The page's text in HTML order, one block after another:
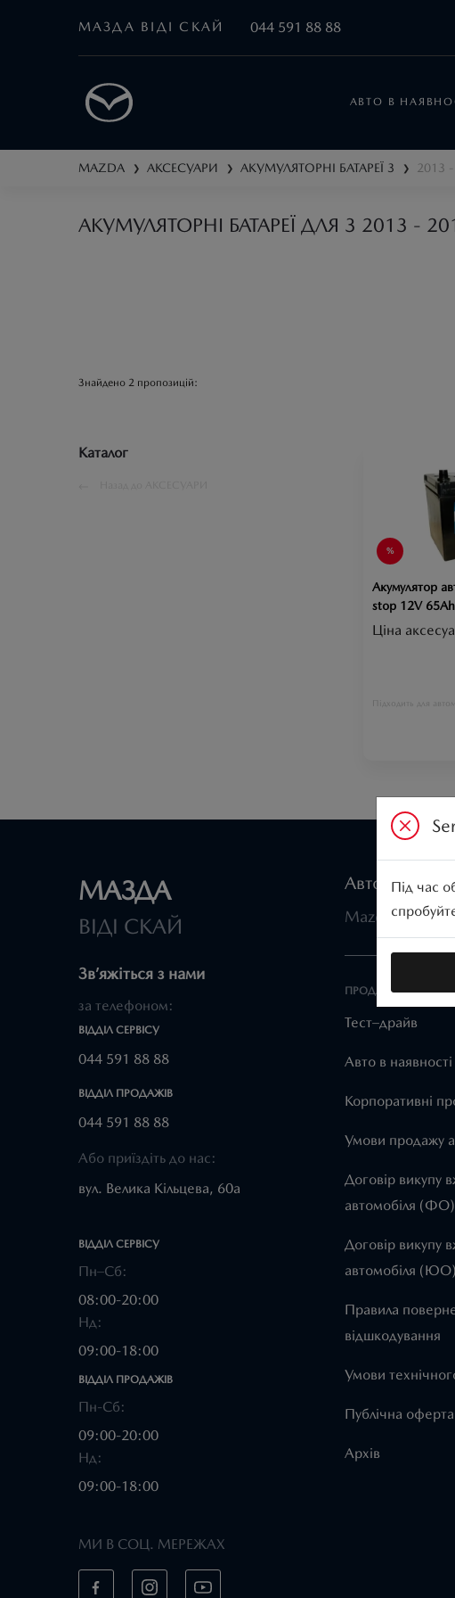
МАЗДА ВІДІ СКАЙ 044 591 88 88
АВТО В
MAZDA ❯ АКСЕСУАРИ ❯ АКУМУЛЯТОРНІ БАТАРЕЇ 3 ❯ 2013
АКУМУЛЯТОРНІ БАТАРЕЇ ДЛЯ 3 2013 -
Знайдено 2пропозицій:
Каталог
Акумулятор
stop 12V
Ціна
Підходить для
МАЗДА
ВІДІ СКАЙ
Зв’яжіться з нами
за телефоном:
ВІДДІЛ CЕРВІСУ
044 591 88 88
ВІДДІЛ ПРОДАЖІВ
044 591 88 88
Або приїздіть до нас:
вул. Велика Кільцева, 60а
ВІДДІЛ CЕРВІСУ
Пн–Сб:
08:00-20:00
Нд:
09:00-18:00
ВІДДІЛ ПРОДАЖІВ
Пн-Сб:
09:00-20:00
Нд:
09:00-18:00
МИ В СОЦ. МЕРЕЖАХ
Автомобілі
Mazda CX-60
ПРОДАЖ АВТО
Тест–драйв
Авто в наявності
Корпоративні
Умови продажу
Договір викупу
автомобіля (ФО)
Договір викупу
автомобіля (ЮО)
Правила
відшкодування
Умови
Публічна оферта
Архів
Під час